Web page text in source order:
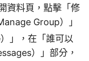
資料頁，點擊「修
Group）」
」，在「誰可以
）」部分，